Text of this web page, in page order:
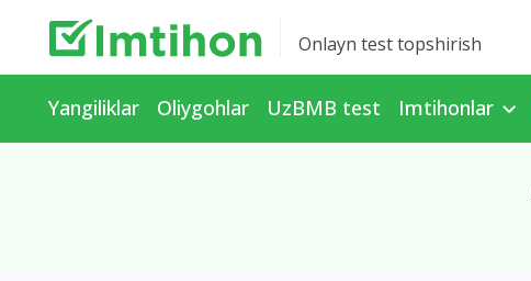
Onlayn test topshirish
Yangiliklar Oliygohlar UzBMB test Imtihonlar